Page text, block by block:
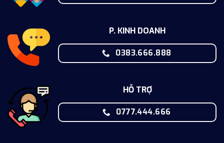
P. KINH DOANH
0383.666.888
HỖ TRỢ
0777.444.666